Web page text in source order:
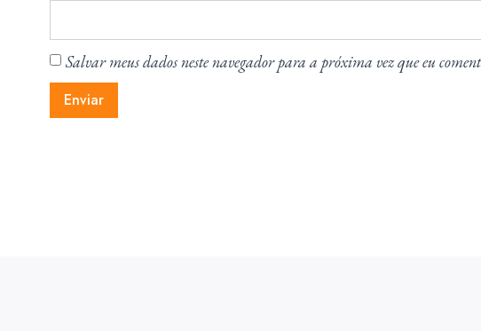
Salvar meus dados neste navegador para a próxima vez que eu